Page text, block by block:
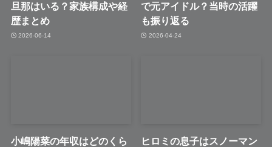
旦那はいる？家族構成や経
歴まとめ
2026-06-14
で元アイドル？当時の活躍
も振り返る
2026-04-24
小嶋陽菜の年収はどのくら
ヒロミの息子はスノーマン